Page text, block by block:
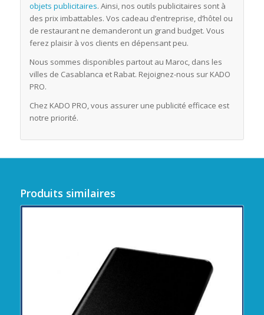
objets publicitaires. Ainsi, nos outils publicitaires sont à
des prix imbattables. Vos cadeau d’entreprise, d’hôtel ou
de restaurant ne demanderont un grand budget. Vous
ferez plaisir à vos clients en dépensant peu.
Nous sommes disponibles partout au Maroc, dans les
villes de Casablanca et Rabat. Rejoignez-nous sur KADO
PRO.
Chez KADO PRO, vous assurer une publicité efficace est
notre priorité.
Produits similaires